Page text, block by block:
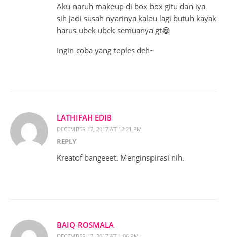
Aku naruh makeup di box box gitu dan iya
sih jadi susah nyarinya kalau lagi butuh kayak
harus ubek ubek semuanya gt😂
Ingin coba yang toples deh~
LATHIFAH EDIB
DECEMBER 17, 2017 AT 12:21 PM
REPLY
Kreatof bangeeet. Menginspirasi nih.
BAIQ ROSMALA